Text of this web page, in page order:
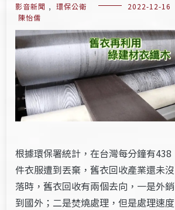
影音新聞 , 環保公衛
2022-12-16
陳怡儒
根據環保署統計，在台灣每分鐘有438
件衣服遭到丟棄，舊衣回收產業還未沒
落時，舊衣回收有兩個去向，一是外銷
到國外；二是焚燒處理，但是處理速度